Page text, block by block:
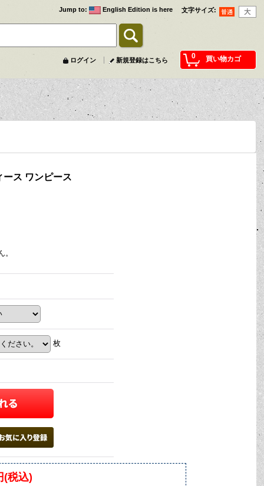
文字サイズ:
Jump to: English Edition is here
0 買い物カゴ
ログイン 新規登録はこちら
ス ワンピース
枚
(税込)